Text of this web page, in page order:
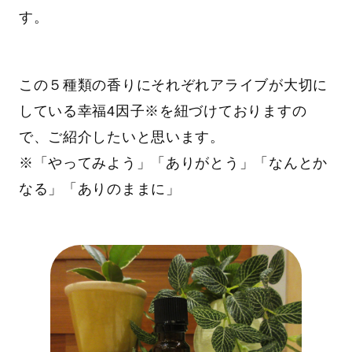
す。
この５種類の香りにそれぞれアライブが大切に
している幸福4因子※を紐づけておりますの
で、ご紹介したいと思います。
※「やってみよう」「ありがとう」「なんとか
なる」「ありのままに」